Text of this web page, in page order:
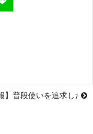
ーケース「パンセ」が
】普段使いを追求した